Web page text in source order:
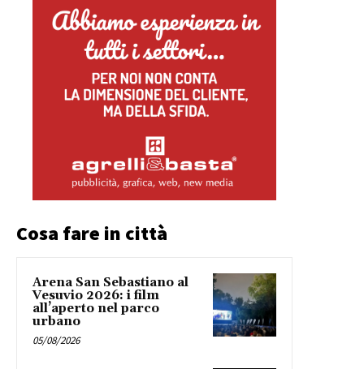
Cosa fare in città
Arena San Sebastiano al
Vesuvio 2026: i film
all’aperto nel parco
urbano
05/08/2026